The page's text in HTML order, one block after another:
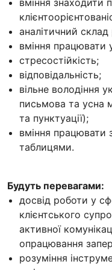
вміння знаходити
аналітичний
вміння працювати
стресостійкість;
відповідальність;
вільне володіння
письмова та усна
та пунктуації);
вміння працювати
таблицями.
Будуть перевагами:
досвід роботи у
клієнтського
активної
опрацювання
розуміння